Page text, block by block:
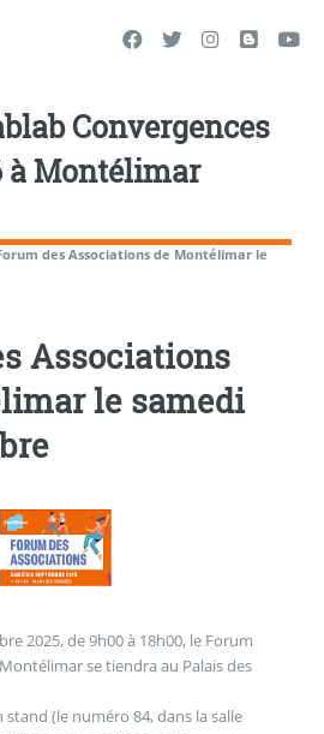
Convergences
à Montélimar
des Associations de Montélimar le
Associations
le samedi
2025, de 9h00 à 18h00, le Forum
se tiendra au Palais des
(le numéro 84, dans la salle